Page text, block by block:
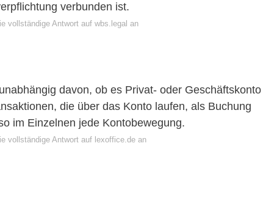
verbunden ist.
vollständige Antwort auf wbs.legal an
davon, ob es Privat- oder Geschäftskonto
die über das Konto laufen, als Buchung
im Einzelnen jede Kontobewegung.
vollständige Antwort auf lexoffice.de an